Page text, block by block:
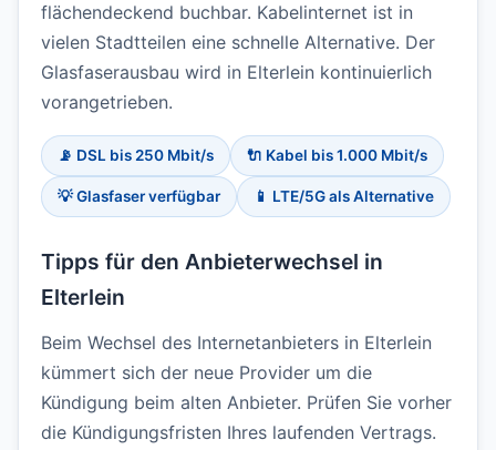
flächendeckend buchbar. Kabelinternet ist in
vielen Stadtteilen eine schnelle Alternative. Der
Glasfaserausbau wird in Elterlein kontinuierlich
vorangetrieben.
📡 DSL bis 250 Mbit/s 🔌 Kabel bis 1.000 Mbit/s
💡 Glasfaser verfügbar 📱 LTE/5G als Alternative
Tipps für den Anbieterwechsel in
Elterlein
Beim Wechsel des Internetanbieters in Elterlein
kümmert sich der neue Provider um die
Kündigung beim alten Anbieter. Prüfen Sie vorher
die Kündigungsfristen Ihres laufenden Vertrags.